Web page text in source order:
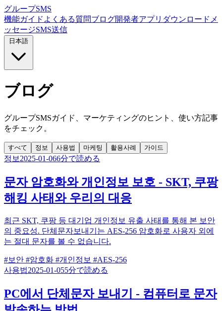
グループSMS
機能ガイド よくある質問ブログ開発者アプリダウンロード メ
ッセージSMS送信
ブログ
グループSMSガイド、マーケティングのヒント、使い方記事
をチェック。
すべて 정보 사용법 마케팅 활용사례 가이드
정보 2025-01-066分で読める
문자 암호화와 개인정보 보호 - SKT, 쿠팡
해킹 사태와 우리의 대응
최근 SKT, 쿠팡 등 대기업 개인정보 유출 사태를 통해 본 보안
의 중요성. 단체문자보내기는 AES-256 암호화로 사용자 외에
는 절대 문자를 볼 수 없습니다.
#보안 #암호화 #개인정보 #AES-256
사용법2025-01-055分で読める
PC에서 단체문자 보내기 - 컴퓨터로 문자